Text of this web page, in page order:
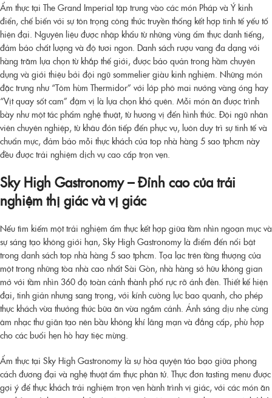
Ẩm thực tại The Grand Imperial tập trung vào các món Pháp và Ý kinh
điển, chế biến với sự tôn trọng công thức truyền thống kết hợp tinh tế yếu tố
hiện đại. Nguyên liệu được nhập khẩu từ những vùng ẩm thực danh tiếng,
đảm bảo chất lượng và độ tươi ngon. Danh sách rượu vang đa dạng với
hàng trăm lựa chọn từ khắp thế giới, được bảo quản trong hầm chuyên
dụng và giới thiệu bởi đội ngũ sommelier giàu kinh nghiệm. Những món
đặc trưng như “Tôm hùm Thermidor” với lớp phô mai nướng vàng óng hay
“Vịt quay sốt cam” đậm vị là lựa chọn khó quên. Mỗi món ăn được trình
bày như một tác phẩm nghệ thuật, từ hương vị đến hình thức. Đội ngũ nhân
viên chuyên nghiệp, từ khâu đón tiếp đến phục vụ, luôn duy trì sự tinh tế và
chuẩn mực, đảm bảo mỗi thực khách của top nhà hàng 5 sao tphcm này
đều được trải nghiệm dịch vụ cao cấp trọn vẹn.
Sky High Gastronomy – Đỉnh cao của trải
nghiệm thị giác và vị giác
Nếu tìm kiếm một trải nghiệm ẩm thực kết hợp giữa tầm nhìn ngoạn mục và
sự sáng tạo không giới hạn, Sky High Gastronomy là điểm đến nổi bật
trong danh sách top nhà hàng 5 sao tphcm . Tọa lạc trên tầng thượng của
một trong những tòa nhà cao nhất Sài Gòn, nhà hàng sở hữu không gian
mở với tầm nhìn 360 độ toàn cảnh thành phố rực rỡ ánh đèn. Thiết kế hiện
đại, tinh giản nhưng sang trọng, với kính cường lực bao quanh, cho phép
thực khách vừa thưởng thức bữa ăn vừa ngắm cảnh. Ánh sáng dịu nhẹ cùng
âm nhạc thư giãn tạo nên bầu không khí lãng mạn và đẳng cấp, phù hợp
cho các buổi hẹn hò hay tiệc mừng.
Ẩm thực tại Sky High Gastronomy là sự hòa quyện táo bạo giữa phong
cách đương đại và nghệ thuật ẩm thực phân tử. Thực đơn tasting menu được
gợi ý để thực khách trải nghiệm trọn vẹn hành trình vị giác, với các món ăn